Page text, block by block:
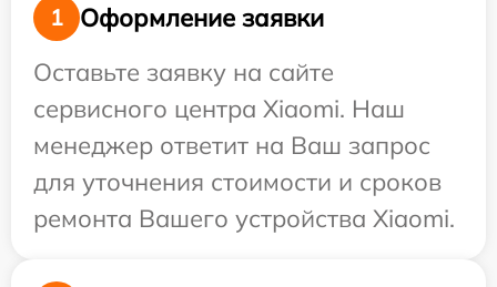
1
Оформление заявки
Оставьте заявку на сайте
сервисного центра Xiaomi. Наш
менеджер ответит на Ваш запрос
для уточнения стоимости и сроков
ремонта Вашего устройства Xiaomi.